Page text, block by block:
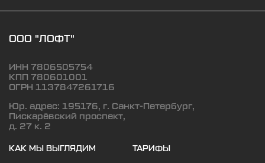
ООО "ЛОФТ"
ИНН 7806505754
КПП 780601001
ОГРН 1137847261716
Юр. адрес: 195176, г. Санкт-Петербург,
Пискарёвский проспект,
д. 27 к. 2
КАК МЫ ВЫГЛЯДИМ ТАРИФЫ